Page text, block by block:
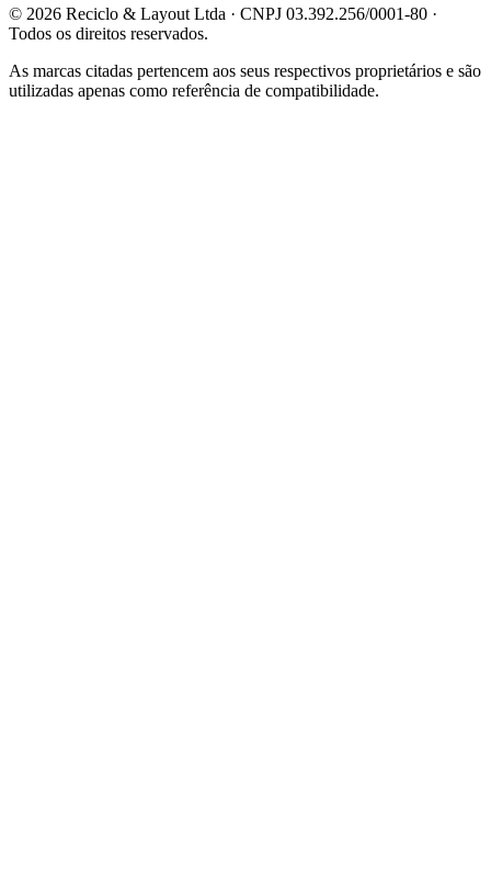
© 2026 Reciclo & Layout Ltda · CNPJ 03.392.256/0001-80 ·
Todos os direitos reservados.
As marcas citadas pertencem aos seus respectivos proprietários e são
utilizadas apenas como referência de compatibilidade.